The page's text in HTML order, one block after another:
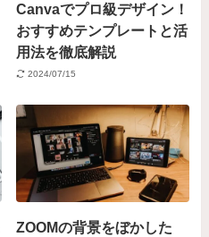
Canvaでプロ級デザイン！
おすすめテンプレートと活
用法を徹底解説
2024/07/15
ZOOMの背景をぼかした